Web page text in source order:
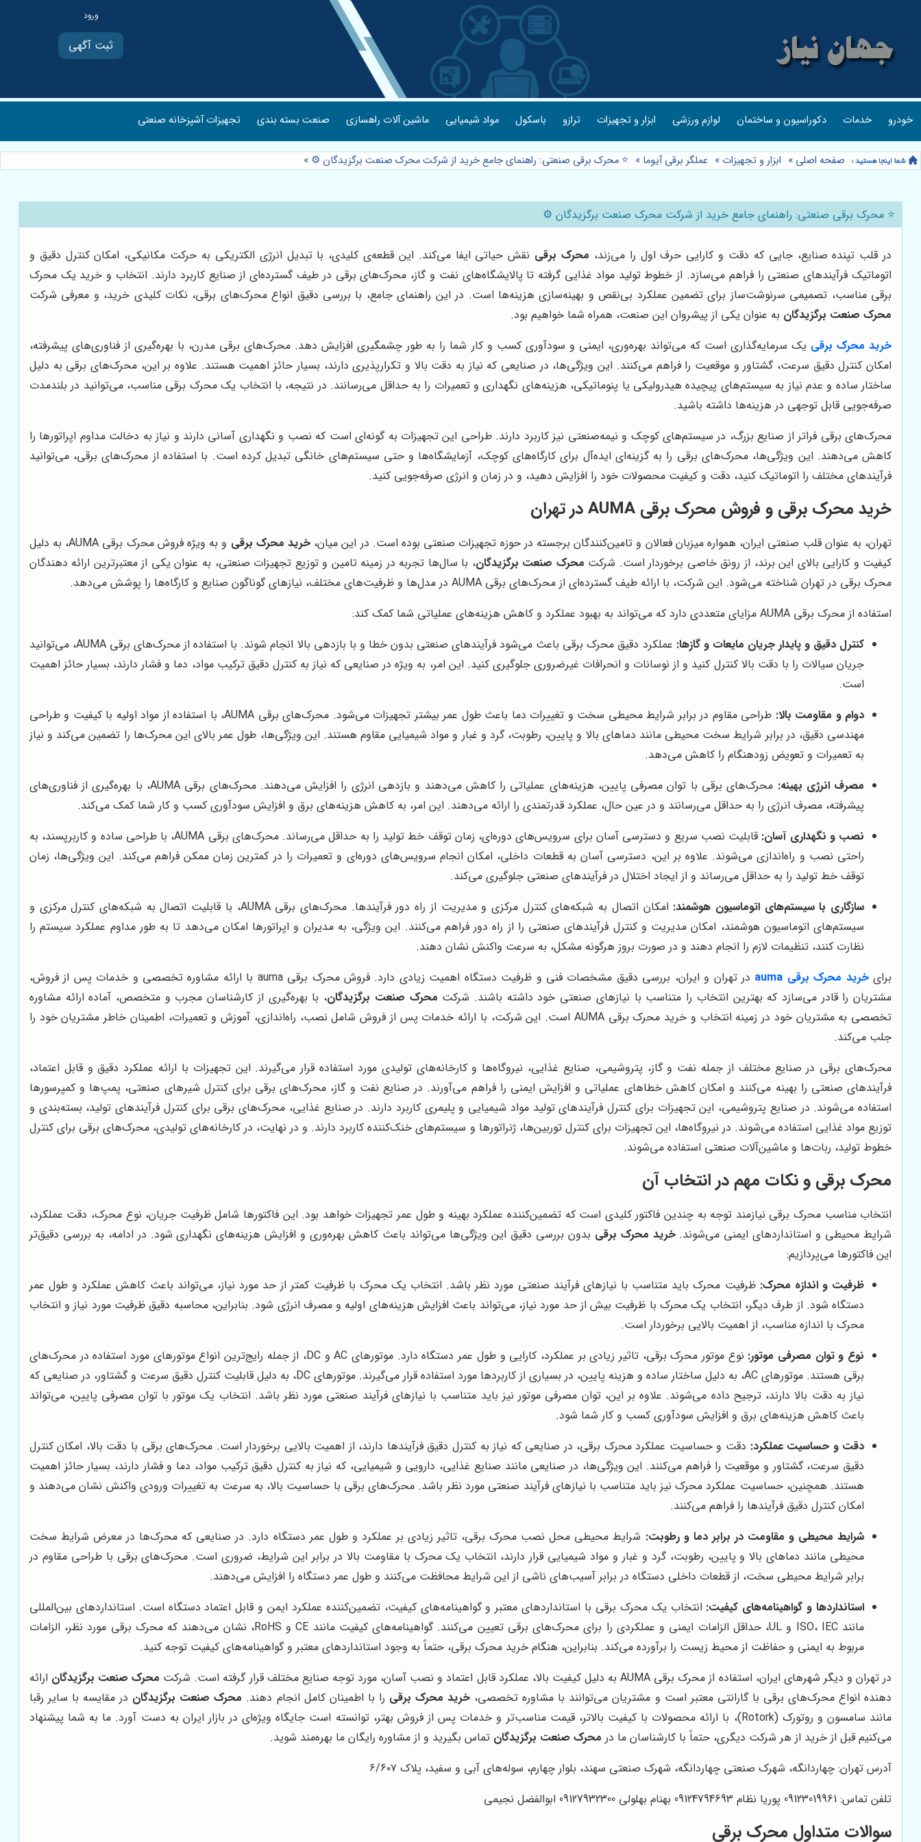
ثبت آگهی
خودرو خدمات دکوراسیون و ساختمان لوازم ورزشی ابزار و تجهیزات ترازو باسکول مواد شیمیایی ماشین آلات راهسازی صنعت بسته بندی تجهیزات آشپزخانه صنعتی
صفحه اصلی » ابزار و تجهیزات » عملگر برقی آیوما » ⭐️ محرک برقی صنعتی: راهنمای جامع خرید از شرکت محرک صنعت برگزیدگان ⚙️ »
⭐️ محرک برقی صنعتی: راهنمای جامع خرید از شرکت محرک صنعت برگزیدگان ⚙️
در قلب تپنده صنایع، جایی که دقت و کارایی حرف اول را می‌زند، محرک برقی نقش حیاتی ایفا می‌کند. این قطعه‌ی کلیدی، با تبدیل انرژی الکتریکی به حرکت مکانیکی، امکان کنترل دقیق و
اتوماتیک فرآیندهای صنعتی را فراهم می‌سازد. از خطوط تولید مواد غذایی گرفته تا پالایشگاه‌های نفت و گاز، محرک‌های برقی در طیف گسترده‌ای از صنایع کاربرد دارند. انتخاب و خرید یک محرک
برقی مناسب، تصمیمی سرنوشت‌ساز برای تضمین عملکرد بی‌نقص و بهینه‌سازی هزینه‌ها است. در این راهنمای جامع، با بررسی دقیق انواع محرک‌های برقی، نکات کلیدی خرید، و معرفی شرکت
محرک صنعت برگزیدگان به عنوان یکی از پیشروان این صنعت، همراه شما خواهیم بود.
خرید محرک برقی یک سرمایه‌گذاری است که می‌تواند بهره‌وری، ایمنی و سودآوری کسب و کار شما را به طور چشمگیری افزایش دهد. محرک‌های برقی مدرن، با بهره‌گیری از فناوری‌های پیشرفته،
امکان کنترل دقیق سرعت، گشتاور و موقعیت را فراهم می‌کنند. این ویژگی‌ها، در صنایعی که نیاز به دقت بالا و تکرارپذیری دارند، بسیار حائز اهمیت هستند. علاوه بر این، محرک‌های برقی به دلیل
ساختار ساده و عدم نیاز به سیستم‌های پیچیده هیدرولیکی یا پنوماتیکی، هزینه‌های نگهداری و تعمیرات را به حداقل می‌رسانند. در نتیجه، با انتخاب یک محرک برقی مناسب، می‌توانید در بلندمدت
صرفه‌جویی قابل توجهی در هزینه‌ها داشته باشید.
محرک‌های برقی فراتر از صنایع بزرگ، در سیستم‌های کوچک و نیمه‌صنعتی نیز کاربرد دارند. طراحی این تجهیزات به گونه‌ای است که نصب و نگهداری آسانی دارند و نیاز به دخالت مداوم اپراتورها را
کاهش می‌دهند. این ویژگی‌ها، محرک‌های برقی را به گزینه‌ای ایده‌آل برای کارگاه‌های کوچک، آزمایشگاه‌ها و حتی سیستم‌های خانگی تبدیل کرده است. با استفاده از محرک‌های برقی، می‌توانید
فرآیندهای مختلف را اتوماتیک کنید، دقت و کیفیت محصولات خود را افزایش دهید، و در زمان و انرژی صرفه‌جویی کنید.
خرید محرک برقی و فروش محرک برقی AUMA در تهران
تهران، به عنوان قلب صنعتی ایران، همواره میزبان فعالان و تامین‌کنندگان برجسته در حوزه تجهیزات صنعتی بوده است. در این میان، خرید محرک برقی
و به ویژه فروش محرک برقی AUMA، به دلیل
کیفیت و کارایی بالای این برند، از رونق خاصی برخوردار است. شرکت محرک صنعت برگزیدگان، با سال‌ها تجربه در زمینه تامین و توزیع تجهیزات صنعتی، به عنوان یکی از معتبرترین ارائه دهندگان
محرک برقی در تهران شناخته می‌شود. این شرکت، با ارائه طیف گسترده‌ای از محرک‌های برقی AUMA در مدل‌ها و ظرفیت‌های مختلف، نیازهای گوناگون صنایع و کارگاه‌ها را پوشش می‌دهد.
استفاده از محرک برقی AUMA مزایای متعددی دارد که می‌تواند به بهبود عملکرد و کاهش هزینه‌های عملیاتی شما کمک کند:
کنترل دقیق و پایدار جریان مایعات و گازها:
عملکرد دقیق محرک برقی باعث می‌شود فرآیندهای صنعتی بدون خطا و با بازدهی بالا انجام شوند. با استفاده از محرک‌های برقی AUMA، می‌توانید
جریان سیالات را با دقت بالا کنترل کنید و از نوسانات و انحرافات غیرضروری جلوگیری کنید. این امر، به ویژه در صنایعی که نیاز به کنترل دقیق ترکیب مواد، دما و فشار دارند، بسیار حائز اهمیت
است.
دوام و مقاومت بالا:
طراحی مقاوم در برابر شرایط محیطی سخت و تغییرات دما باعث طول عمر بیشتر تجهیزات می‌شود. محرک‌های برقی AUMA، با استفاده از مواد اولیه با کیفیت و طراحی
مهندسی دقیق، در برابر شرایط سخت محیطی مانند دماهای بالا و پایین، رطوبت، گرد و غبار و مواد شیمیایی مقاوم هستند. این ویژگی‌ها، طول عمر بالای این محرک‌ها را تضمین می‌کند و نیاز
به تعمیرات و تعویض زودهنگام را کاهش می‌دهد.
مصرف انرژی بهینه:
محرک‌های برقی با توان مصرفی پایین، هزینه‌های عملیاتی را کاهش می‌دهند و بازدهی انرژی را افزایش می‌دهند. محرک‌های برقی AUMA، با بهره‌گیری از فناوری‌های
پیشرفته، مصرف انرژی را به حداقل می‌رسانند و در عین حال، عملکرد قدرتمندی را ارائه می‌دهند. این امر، به کاهش هزینه‌های برق و افزایش سودآوری کسب و کار شما کمک می‌کند.
نصب و نگهداری آسان:
قابلیت نصب سریع و دسترسی آسان برای سرویس‌های دوره‌ای، زمان توقف خط تولید را به حداقل می‌رساند. محرک‌های برقی AUMA، با طراحی ساده و کاربرپسند، به
راحتی نصب و راه‌اندازی می‌شوند. علاوه بر این، دسترسی آسان به قطعات داخلی، امکان انجام سرویس‌های دوره‌ای و تعمیرات را در کمترین زمان ممکن فراهم می‌کند. این ویژگی‌ها، زمان
توقف خط تولید را به حداقل می‌رساند و از ایجاد اختلال در فرآیندهای صنعتی جلوگیری می‌کند.
سازگاری با سیستم‌های اتوماسیون هوشمند:
امکان اتصال به شبکه‌های کنترل مرکزی و مدیریت از راه دور فرآیندها. محرک‌های برقی AUMA، با قابلیت اتصال به شبکه‌های کنترل مرکزی و
سیستم‌های اتوماسیون هوشمند، امکان مدیریت و کنترل فرآیندهای صنعتی را از راه دور فراهم می‌کنند. این ویژگی، به مدیران و اپراتورها امکان می‌دهد تا به طور مداوم عملکرد سیستم را
نظارت کنند، تنظیمات لازم را انجام دهند و در صورت بروز هرگونه مشکل، به سرعت واکنش نشان دهند.
برایخرید محرک برقی auma
در تهران و ایران، بررسی دقیق مشخصات فنی و ظرفیت دستگاه اهمیت زیادی دارد. فروش محرک برقی auma با ارائه مشاوره تخصصی و خدمات پس از فروش،
مشتریان را قادر می‌سازد که بهترین انتخاب را متناسب با نیازهای صنعتی خود داشته باشند. شرکت محرک صنعت برگزیدگان، با بهره‌گیری از کارشناسان مجرب و متخصص، آماده ارائه مشاوره
تخصصی به مشتریان خود در زمینه انتخاب و خرید محرک برقی AUMA است. این شرکت، با ارائه خدمات پس از فروش شامل نصب، راه‌اندازی، آموزش و تعمیرات، اطمینان خاطر مشتریان خود را
جلب می‌کند.
محرک‌های برقی در صنایع مختلف از جمله نفت و گاز، پتروشیمی، صنایع غذایی، نیروگاه‌ها و کارخانه‌های تولیدی مورد استفاده قرار می‌گیرند. این تجهیزات با ارائه عملکرد دقیق و قابل اعتماد،
فرآیندهای صنعتی را بهینه می‌کنند و امکان کاهش خطاهای عملیاتی و افزایش ایمنی را فراهم می‌آورند. در صنایع نفت و گاز، محرک‌های برقی برای کنترل شیرهای صنعتی، پمپ‌ها و کمپرسورها
استفاده می‌شوند. در صنایع پتروشیمی، این تجهیزات برای کنترل فرآیندهای تولید مواد شیمیایی و پلیمری کاربرد دارند. در صنایع غذایی، محرک‌های برقی برای کنترل فرآیندهای تولید، بسته‌بندی و
توزیع مواد غذایی استفاده می‌شوند. در نیروگاه‌ها، این تجهیزات برای کنترل توربین‌ها، ژنراتورها و سیستم‌های خنک‌کننده کاربرد دارند. و در نهایت، در کارخانه‌های تولیدی، محرک‌های برقی برای کنترل
خطوط تولید، ربات‌ها و ماشین‌آلات صنعتی استفاده می‌شوند.
محرک برقی و نکات مهم در انتخاب آن
انتخاب مناسب محرک برقی نیازمند توجه به چندین فاکتور کلیدی است که تضمین‌کننده عملکرد بهینه و طول عمر تجهیزات خواهد بود. این فاکتورها شامل ظرفیت جریان، نوع محرک، دقت عملکرد،
شرایط محیطی و استانداردهای ایمنی می‌شوند.خرید محرک برقی بدون بررسی دقیق این ویژگی‌ها می‌تواند باعث کاهش بهره‌وری و افزایش هزینه‌های نگهداری شود. در ادامه، به بررسی دقیق‌تر
این فاکتورها می‌پردازیم:
ظرفیت و اندازه محرک: ظرفیت محرک باید متناسب با نیازهای فرآیند صنعتی مورد نظر باشد. انتخاب یک محرک با ظرفیت کمتر از حد مورد نیاز، می‌تواند باعث کاهش عملکرد و طول عمر
دستگاه شود. از طرف دیگر، انتخاب یک محرک با ظرفیت بیش از حد مورد نیاز، می‌تواند باعث افزایش هزینه‌های اولیه و مصرف انرژی شود. بنابراین، محاسبه دقیق ظرفیت مورد نیاز و انتخاب
محرک با اندازه مناسب، از اهمیت بالایی برخوردار است.
نوع و توان مصرفی موتور:
نوع موتور محرک برقی، تاثیر زیادی بر عملکرد، کارایی و طول عمر دستگاه دارد. موتورهای AC و DC، از جمله رایج‌ترین انواع موتورهای مورد استفاده در محرک‌های
برقی هستند. موتورهای AC، به دلیل ساختار ساده و هزینه پایین، در بسیاری از کاربردها مورد استفاده قرار می‌گیرند. موتورهای DC، به دلیل قابلیت کنترل دقیق سرعت و گشتاور، در صنایعی که
نیاز به دقت بالا دارند، ترجیح داده می‌شوند. علاوه بر این، توان مصرفی موتور نیز باید متناسب با نیازهای فرآیند صنعتی مورد نظر باشد. انتخاب یک موتور با توان مصرفی پایین، می‌تواند
باعث کاهش هزینه‌های برق و افزایش سودآوری کسب و کار شما شود.
دقت و حساسیت عملکرد: دقت و حساسیت عملکرد محرک برقی، در صنایعی که نیاز به کنترل دقیق فرآیندها دارند، از اهمیت بالایی برخوردار است. محرک‌های برقی با دقت بالا، امکان کنترل
دقیق سرعت، گشتاور و موقعیت را فراهم می‌کنند. این ویژگی‌ها، در صنایعی مانند صنایع غذایی، دارویی و شیمیایی، که نیاز به کنترل دقیق ترکیب مواد، دما و فشار دارند، بسیار حائز اهمیت
هستند. همچنین، حساسیت عملکرد محرک نیز باید متناسب با نیازهای فرآیند صنعتی مورد نظر باشد. محرک‌های برقی با حساسیت بالا، به سرعت به تغییرات ورودی واکنش نشان می‌دهند و
امکان کنترل دقیق فرآیندها را فراهم می‌کنند.
شرایط محیطی و مقاومت در برابر دما و رطوبت: شرایط محیطی محل نصب محرک برقی، تاثیر زیادی بر عملکرد و طول عمر دستگاه دارد. در صنایعی که محرک‌ها در معرض شرایط سخت
محیطی مانند دماهای بالا و پایین، رطوبت، گرد و غبار و مواد شیمیایی قرار دارند، انتخاب یک محرک با مقاومت بالا در برابر این شرایط، ضروری است. محرک‌های برقی با طراحی مقاوم در
برابر شرایط محیطی سخت، از قطعات داخلی دستگاه در برابر آسیب‌های ناشی از این شرایط محافظت می‌کنند و طول عمر دستگاه را افزایش می‌دهند.
استانداردها و گواهینامه‌های کیفیت: انتخاب یک محرک برقی با استانداردهای معتبر و گواهینامه‌های کیفیت، تضمین‌کننده عملکرد ایمن و قابل اعتماد دستگاه است. استانداردهای بین‌المللی
مانند ISO، IEC و UL، حداقل الزامات ایمنی و عملکردی را برای محرک‌های برقی تعیین می‌کنند. گواهینامه‌های کیفیت مانند CE و RoHS، نشان می‌دهند که محرک برقی مورد نظر، الزامات
مربوط به ایمنی و حفاظت از محیط زیست را برآورده می‌کند. بنابراین، هنگام خرید محرک برقی، حتماً به وجود استانداردهای معتبر و گواهینامه‌های کیفیت توجه کنید.
در تهران و دیگر شهرهای ایران، استفاده از محرک برقی AUMA به دلیل کیفیت بالا، عملکرد قابل اعتماد و نصب آسان، مورد توجه صنایع مختلف قرار گرفته است. شرکت
محرک صنعت برگزیدگان ارائه
دهنده انواع محرک‌های برقی با گارانتی معتبر است و مشتریان می‌توانند با مشاوره تخصصی، خرید محرک برقی را با اطمینان کامل انجام دهند. محرک صنعت برگزیدگان در مقایسه با سایر رقبا
مانند سامسون و روتورک (Rotork)، با ارائه محصولات با کیفیت بالاتر، قیمت مناسب‌تر و خدمات پس از فروش بهتر، توانسته است جایگاه ویژه‌ای در بازار ایران به دست آورد. ما به شما پیشنهاد
می‌کنیم قبل از خرید از هر شرکت دیگری، حتماً با کارشناسان ما در محرک صنعت برگزیدگان تماس بگیرید و از مشاوره رایگان ما بهره‌مند شوید.
آدرس تهران: چهاردانگه، شهرک صنعتی چهاردانگه، شهرک صنعتی سهند، بلوار چهارم، سوله‌های آبی و سفید، پلاک ۶/۶۰۷
تلفن تماس: 09123019961 پوریا نظام 09124794693 بهنام بهلولی 09127932300 ابوالفضل نجیمی
سوالات متداول محرک برقی